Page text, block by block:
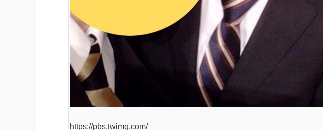
https://pbs.twimg.com/